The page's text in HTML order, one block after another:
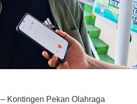
– Kontingen Pekan Olahraga